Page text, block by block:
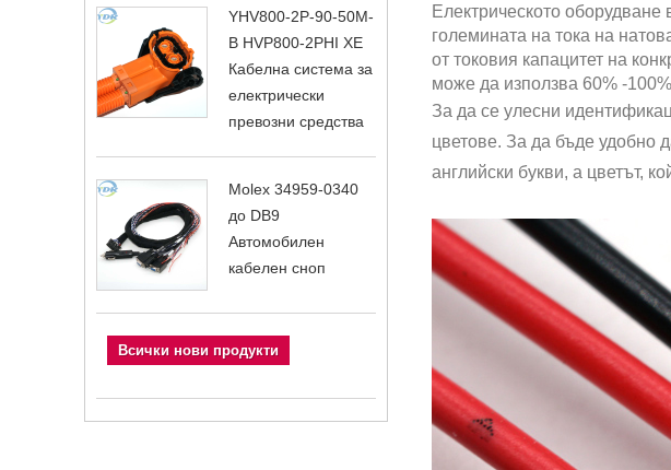
YHV800-2P-90-50M-
B HVP800-2PHI XE
Кабелна система за
електрически
превозни средства
Molex 34959-0340
до DB9
Автомобилен
кабелен сноп
Всички нови продукти
Електрическото
големината на тока на
от токовия капацитет на
може да използва 60% -
За да се улесни
цветове. За да бъде удобно
английски букви, а цветът,